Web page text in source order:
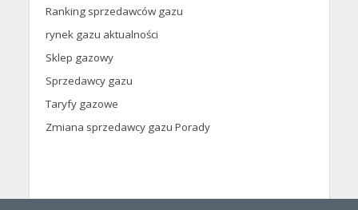
Ranking sprzedawców gazu
rynek gazu aktualności
Sklep gazowy
Sprzedawcy gazu
Taryfy gazowe
Zmiana sprzedawcy gazu Porady